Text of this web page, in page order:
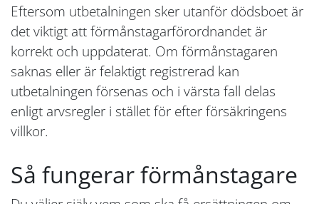
Eftersom utbetalningen sker utanför dödsboet är
det viktigt att förmånstagarförordnandet är
korrekt och uppdaterat. Om förmånstagaren
saknas eller är felaktigt registrerad kan
utbetalningen försenas och i värsta fall delas
enligt arvsregler i stället för efter försäkringens
villkor.
Så fungerar förmånstagare